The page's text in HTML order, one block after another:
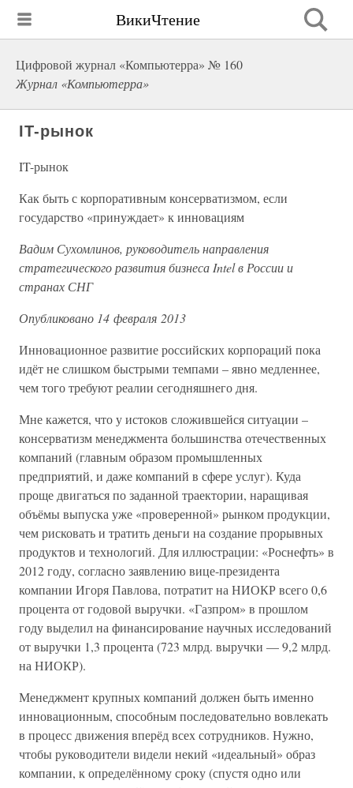
ВикиЧтение
Цифровой журнал «Компьютерра» № 160
Журнал «Компьютерра»
IT-рынок
IT-рынок
Как быть с корпоративным консерватизмом, если
государство «принуждает» к инновациям
Вадим Сухомлинов, руководитель направления
стратегического развития бизнеса Intel в России и
странах СНГ
Опубликовано 14 февраля 2013
Инновационное развитие российских корпораций пока
идёт не слишком быстрыми темпами – явно медленнее,
чем того требуют реалии сегодняшнего дня.
Мне кажется, что у истоков сложившейся ситуации –
консерватизм менеджмента большинства отечественных
компаний (главным образом промышленных
предприятий, и даже компаний в сфере услуг). Куда
проще двигаться по заданной траектории, наращивая
объёмы выпуска уже «проверенной» рынком продукции,
чем рисковать и тратить деньги на создание прорывных
продуктов и технологий. Для иллюстрации: «Роснефть» в
2012 году, согласно заявлению вице-президента
компании Игоря Павлова, потратит на НИОКР всего 0,6
процента от годовой выручки. «Газпром» в прошлом
году выделил на финансирование научных исследований
от выручки 1,3 процента (723 млрд. выручки — 9,2 млрд.
на НИОКР).
Менеджмент крупных компаний должен быть именно
инновационным, способным последовательно вовлекать
в процесс движения вперёд всех сотрудников. Нужно,
чтобы руководители видели некий «идеальный» образ
компании, к определённому сроку (спустя одно или